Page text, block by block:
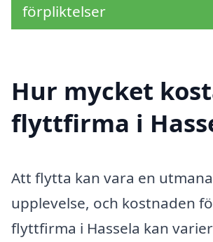
förpliktelser
Hur mycket
flyttfirma i
Att flytta kan vara en
upplevelse, och kostnaden
flyttfirma i Hassela kan